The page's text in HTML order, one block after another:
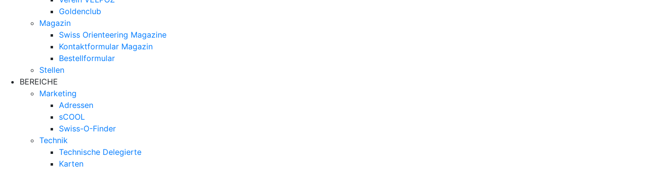
Goldenclub
Magazin
Swiss Orienteering Magazine
Kontaktformular Magazin
Bestellformular
Stellen
BEREICHE
Marketing
Adressen
sCOOL
Swiss-O-Finder
Technik
Technische Delegierte
Karten